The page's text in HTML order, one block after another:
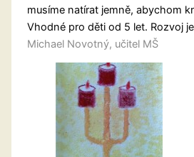
musíme natírat jemně, abychom
Vhodné pro děti od 5 let. Rozvoj
Michael Novotný, učitel MŠ